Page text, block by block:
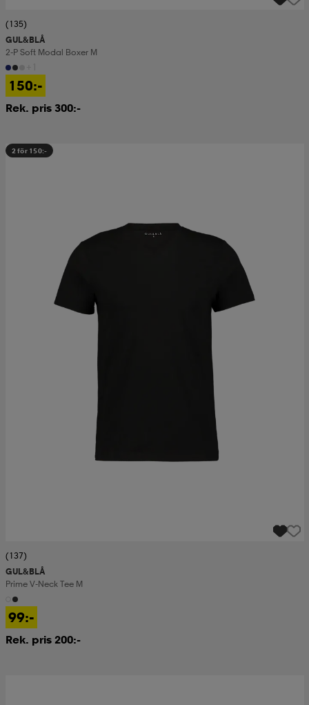
(135)
GUL&BLÅ
2-P Soft Modal Boxer M
150:-
Rek. pris 300:-
2 för 150:-
(137)
GUL&BLÅ
Prime V-Neck Tee M
99:-
Rek. pris 200:-